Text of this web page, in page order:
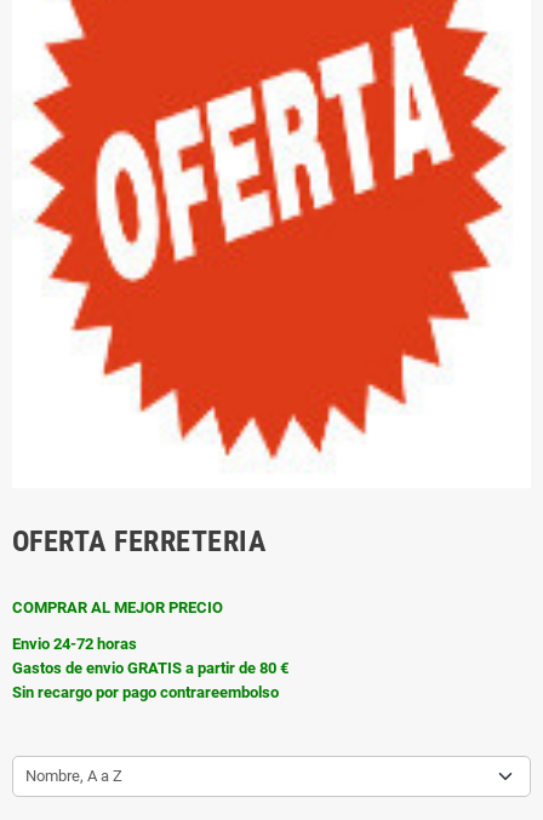
OFERTA FERRETERIA
COMPRAR AL MEJOR PRECIO
Envio 24-72 horas
Gastos de envio GRATIS a partir de 80 €
Sin recargo por pago contrareembolso
Nombre, A a Z